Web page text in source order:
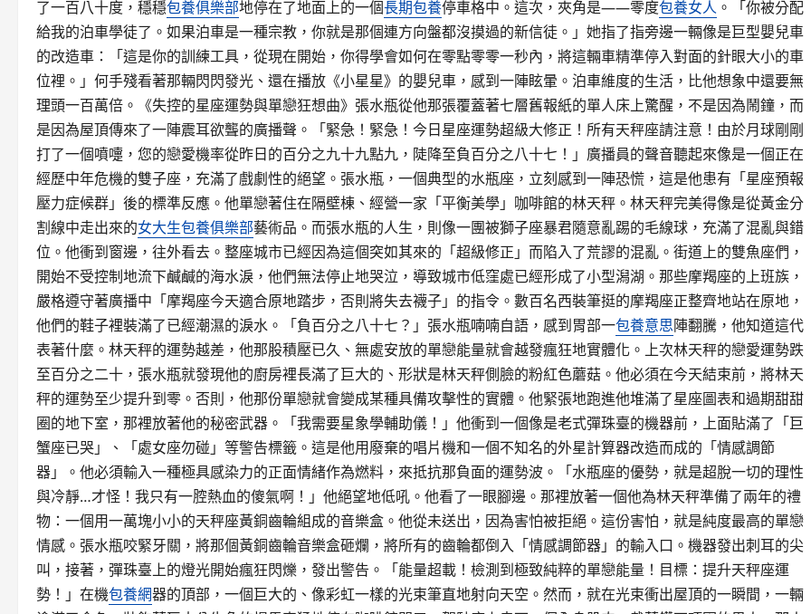
了一百八十度，穩穩包養俱樂部地停在了地面上的一個長期包養停車格中。這次，夾角是——零度包養女人 。「你被分配
給我的泊車學徒了。如果泊車是一種宗教，你就是那個連方向盤都沒摸過的新信徒。」她指了指旁邊一輛像是巨型嬰兒車
的改造車：「這是你的訓練工具，從現在開始，你得學會如何在零點零零一秒內，將這輛車精準停入對面的針眼大小的車
位裡。」何手殘看著那輛閃閃發光、還在播放《小星星》的嬰兒車，感到一陣眩暈。泊車維度的生活，比他想象中還要無
理頭一百萬倍。《失控的星座運勢與單戀狂想曲》張水瓶從他那張覆蓋著七層舊報紙的單人床上驚醒，不是因為鬧鐘，而
是因為屋頂傳來了一陣震耳欲聾的廣播聲。「緊急！緊急！今日星座運勢超級大修正！所有天秤座請注意！由於月球剛剛
打了一個噴嚏，您的戀愛機率從昨日的百分之九十九點九，陡降至負百分之八十七！」廣播員的聲音聽起來像是一個正在
經歷中年危機的雙子座，充滿了戲劇性的絕望。張水瓶，一個典型的水瓶座，立刻感到一陣恐慌，這是他患有「星座預報
壓力症候群」後的標準反應。他單戀著住在隔壁棟、經營一家「平衡美學」咖啡館的林天秤。林天秤完美得像是從黃金分
割線中走出來的女大生包養俱樂部藝術品。而張水瓶的人生，則像一團被獅子座暴君隨意亂踢的毛線球，充滿了混亂與錯
位。他衝到窗邊，往外看去。整座城市已經因為這個突如其來的「超級修正」而陷入了荒謬的混亂。街道上的雙魚座們，
開始不受控制地流下鹹鹹的海水淚，他們無法停止地哭泣，導致城市低窪處已經形成了小型潟湖。那些摩羯座的上班族，
嚴格遵守著廣播中「摩羯座今天適合原地踏步，否則將失去襪子」的指令。數百名西裝筆挺的摩羯座正整齊地站在原地，
他們的鞋子裡裝滿了已經潮濕的淚水。「負百分之八十七？」張水瓶喃喃自語，感到胃部一包養意思陣翻騰，他知道這代
表著什麼。林天秤的運勢越差，他那股積壓已久、無處安放的單戀能量就會越發瘋狂地實體化。上次林天秤的戀愛運勢跌
至百分之二十，張水瓶就發現他的廚房裡長滿了巨大的、形狀是林天秤側臉的粉紅色蘑菇。他必須在今天結束前，將林天
秤的運勢至少提升到零。否則，他那份單戀就會變成某種具備攻擊性的實體。他緊張地跑進他堆滿了星座圖表和過期甜甜
圈的地下室，那裡放著他的秘密武器。「我需要星象學輔助儀！」他衝到一個像是老式彈珠臺的機器前，上面貼滿了「巨
蟹座已哭」、「處女座勿碰」等警告標籤。這是他用廢棄的唱片機和一個不知名的外星計算器改造而成的「情感調節
器」。他必須輸入一種極具感染力的正面情緒作為燃料，來抵抗那負面的運勢波。「水瓶座的優勢，就是超脫一切的理性
與冷靜…才怪！我只有一腔熱血的傻氣啊！」他絕望地低吼。他看了一眼腳邊。那裡放著一個他為林天秤準備了兩年的禮
物：一個用一萬塊小小的天秤座黃銅齒輪組成的音樂盒。他從未送出，因為害怕被拒絕。這份害怕，就是純度最高的單戀
情感。張水瓶咬緊牙關，將那個黃銅齒輪音樂盒砸爛，將所有的齒輪都倒入「情感調節器」的輸入口。機器發出刺耳的尖
叫，接著，彈珠臺上的燈光開始瘋狂閃爍，發出警告。「能量超載！檢測到極致純粹的單戀能量！目標：提升天秤座運
勢！」在機包養網器的頂部，一個巨大的、像彩虹一樣的光束筆直地射向天空。然而，就在光束衝出屋頂的一瞬間，一輛